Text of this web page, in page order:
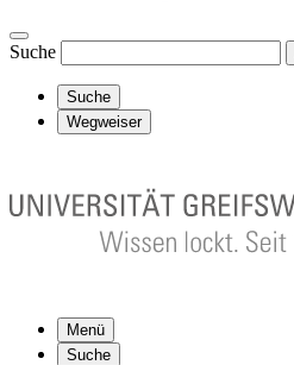
Suche
Suche
Wegweiser
Menü
Suche